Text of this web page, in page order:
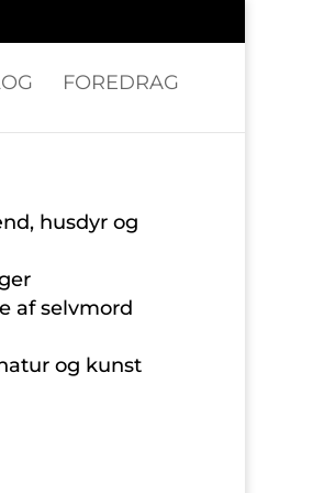
FOREDRAG
husdyr og
af selvmord
og kunst